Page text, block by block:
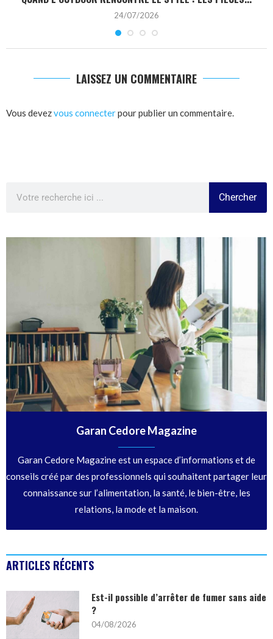
24/07/2026
LAISSEZ UN COMMENTAIRE
Vous devezvous connecterpour publier un commentaire.
Chercher
Garan Cedore Magazine
Garan Cedore Magazine est un espace d’informations et de
conseils créé par des professionnels qui souhaitent partager leur
connaissance sur l’alimentation, la santé, le bien-être, les
relations, la mode et la maison.
ARTICLES RÉCENTS
Est-il possible d’arrêter de fumer sans aide
?
04/08/2026